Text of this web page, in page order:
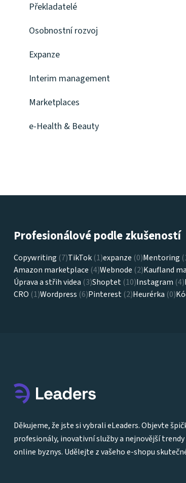
Překladatelé
Osobnostní rozvoj
Expanze
Interim management
Marketplaces
e-Health & Beauty
Profesionálové podle zkušeností
Copywriting (7)TikTok (1)expanze (0)Mentoring
Amazon marketplace (4)Webnode (2)Kaufland
Úprava a střih videa (3)Shoptet (10)Instagram (4)
CRO (1)Wordpress (6)Pinterest (2)Heurérka (0)
Děkujeme, že jste si vybrali eLeaders. Objevte
profesionály, inovativní služby a nejnovější trendy
online byznys. Udělejte z vašeho e-shopu